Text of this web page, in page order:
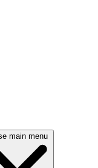
main menu